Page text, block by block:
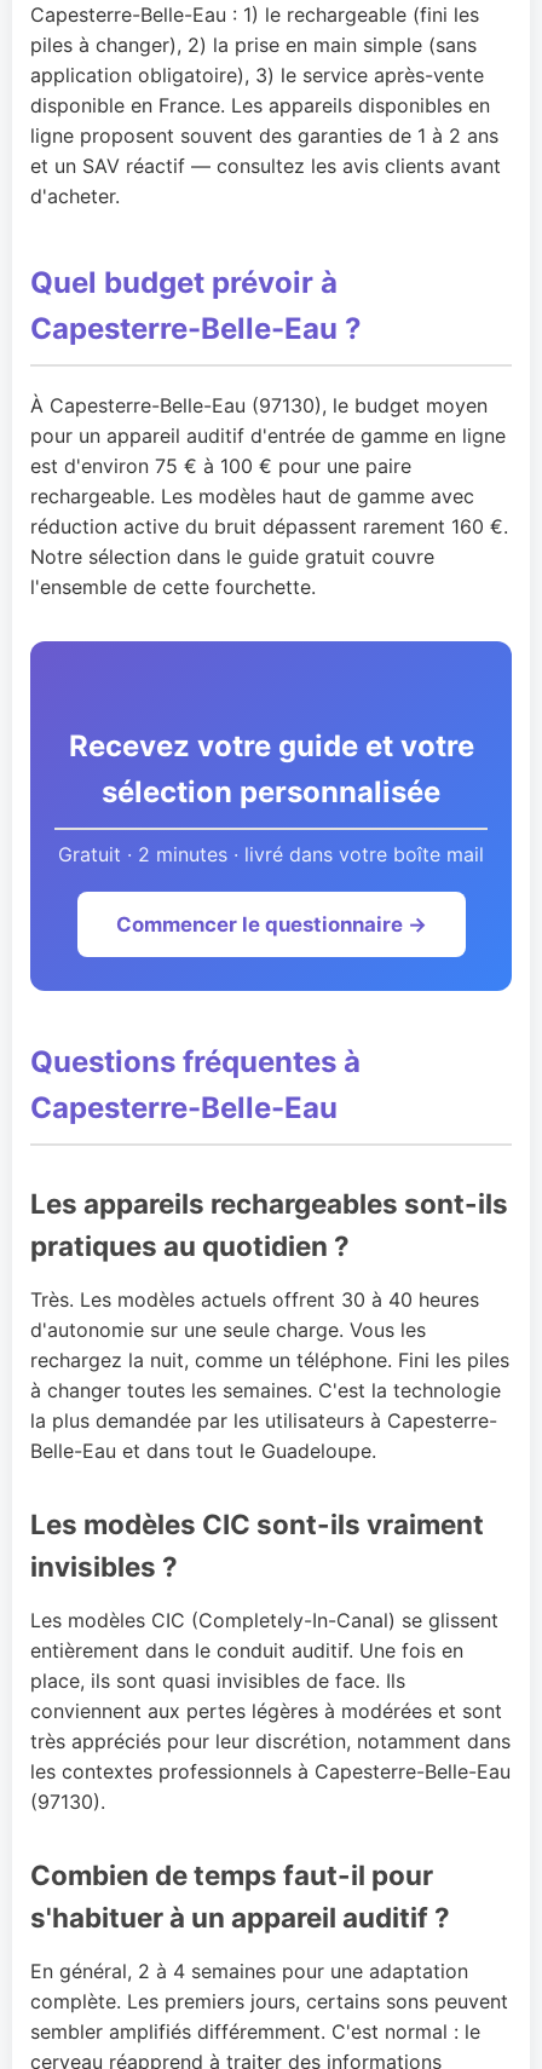
Capesterre-Belle-Eau : 1) le rechargeable (fini les
piles à changer), 2) la prise en main simple (sans
application obligatoire), 3) le service après-vente
disponible en France. Les appareils disponibles en
ligne proposent souvent des garanties de 1 à 2 ans
et un SAV réactif — consultez les avis clients avant
d'acheter.
Quel budget prévoir à
Capesterre-Belle-Eau ?
À Capesterre-Belle-Eau (97130), le budget moyen
pour un appareil auditif d'entrée de gamme en ligne
est d'environ 75 € à 100 € pour une paire
rechargeable. Les modèles haut de gamme avec
réduction active du bruit dépassent rarement 160 €.
Notre sélection dans le guide gratuit couvre
l'ensemble de cette fourchette.
Recevez votre guide et votre
sélection personnalisée
Gratuit · 2 minutes · livré dans votre boîte mail
Commencer le questionnaire →
Questions fréquentes à
Capesterre-Belle-Eau
Les appareils rechargeables sont-ils
pratiques au quotidien ?
Très. Les modèles actuels offrent 30 à 40 heures
d'autonomie sur une seule charge. Vous les
rechargez la nuit, comme un téléphone. Fini les piles
à changer toutes les semaines. C'est la technologie
la plus demandée par les utilisateurs à Capesterre-
Belle-Eau et dans tout le Guadeloupe.
Les modèles CIC sont-ils vraiment
invisibles ?
Les modèles CIC (Completely-In-Canal) se glissent
entièrement dans le conduit auditif. Une fois en
place, ils sont quasi invisibles de face. Ils
conviennent aux pertes légères à modérées et sont
très appréciés pour leur discrétion, notamment dans
les contextes professionnels à Capesterre-Belle-Eau
(97130).
Combien de temps faut-il pour
s'habituer à un appareil auditif ?
En général, 2 à 4 semaines pour une adaptation
complète. Les premiers jours, certains sons peuvent
sembler amplifiés différemment. C'est normal : le
cerveau réapprend à traiter des informations